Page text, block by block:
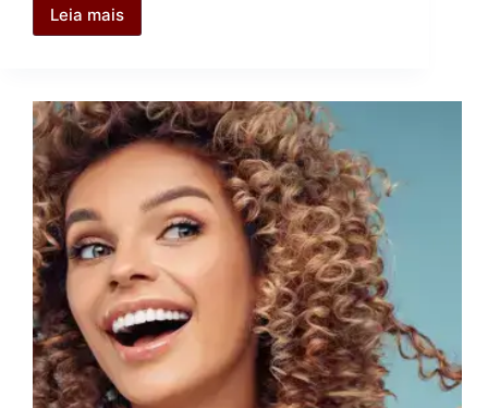
Leia maisTendências
2024!